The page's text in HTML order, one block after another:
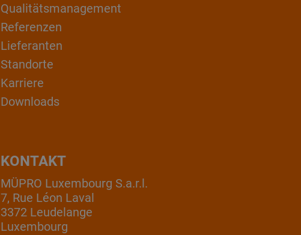
Qualitätsmanagement
Referenzen
Lieferanten
Standorte
Karriere
Downloads
KONTAKT
MÜPRO Luxembourg S.a.r.l.
7, Rue Léon Laval
3372 Leudelange
Luxembourg